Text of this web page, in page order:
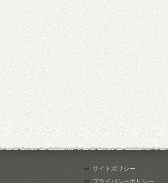
サイトポリシー
プライバシーポリシー